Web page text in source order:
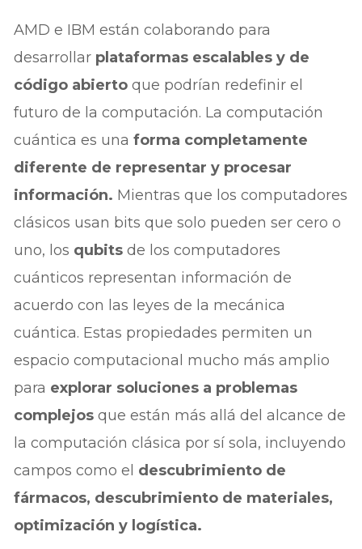
AMD e IBM están colaborando para
desarrollar plataformas escalables y de
código abiertoque podrían redefinir el
futuro de la computación. La computación
cuántica es unaforma completamente
diferente de representar y procesar
información. Mientras que los computadores
clásicos usan bits que solo pueden ser cero o
uno, los qubitsde los computadores
cuánticos representan información de
acuerdo con las leyes de la mecánica
cuántica. Estas propiedades permiten un
espacio computacional mucho más amplio
para explorar soluciones a problemas
complejosque están más allá del alcance de
la computación clásica por sí sola, incluyendo
campos como el descubrimiento de
fármacos, descubrimiento de materiales,
optimización y logística.